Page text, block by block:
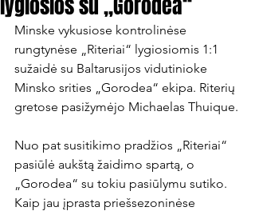
Minske vykusiose kontrolinėse
rungtynėse „Riteriai“ lygiosiomis 1:1
sužaidė su Baltarusijos vidutinioke
Minsko srities „Gorodea“ ekipa. Riterių
gretose pasižymėjo Michaelas Thuique.
Nuo pat susitikimo pradžios „Riteriai“
pasiūlė aukštą žaidimo spartą, o
„Gorodea“ su tokiu pasiūlymu sutiko.
Kaip jau įprasta priešsezoninėse